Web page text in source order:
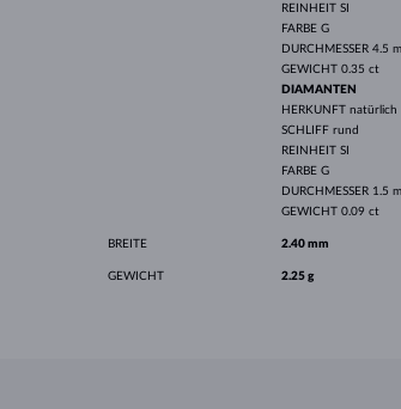
REINHEIT SI
FARBE G
DURCHMESSER 4.5
GEWICHT 0.35 ct
DIAMANTEN
HERKUNFT natürlich
SCHLIFF rund
REINHEIT SI
FARBE G
DURCHMESSER 1.5
GEWICHT 0.09 ct
BREITE 2.40 mm
GEWICHT 2.25 g